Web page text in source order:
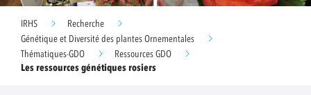
IRHS
Recherche
Génétique et Diversité des plantes Ornementales
Thématiques-GDO
Ressources GDO
Les ressources génétiques rosiers